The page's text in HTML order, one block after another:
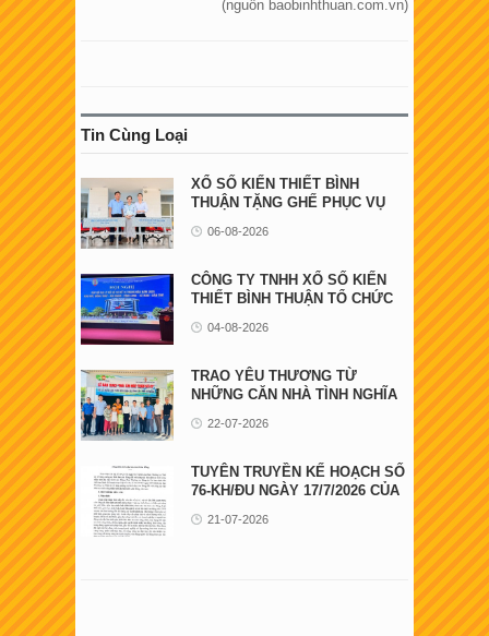
(nguồn baobinhthuan.com.vn)
Tin Cùng Loại
XỔ SỐ KIẾN THIẾT BÌNH
THUẬN TẶNG GHẾ PHỤC VỤ
06-08-2026
CÔNG TY TNHH XỔ SỐ KIẾN
THIẾT BÌNH THUẬN TỔ CHỨC
04-08-2026
TRAO YÊU THƯƠNG TỪ
NHỮNG CĂN NHÀ TÌNH NGHĨA
22-07-2026
TUYÊN TRUYỀN KẾ HOẠCH SỐ
76-KH/ĐU NGÀY 17/7/2026 CỦA
21-07-2026